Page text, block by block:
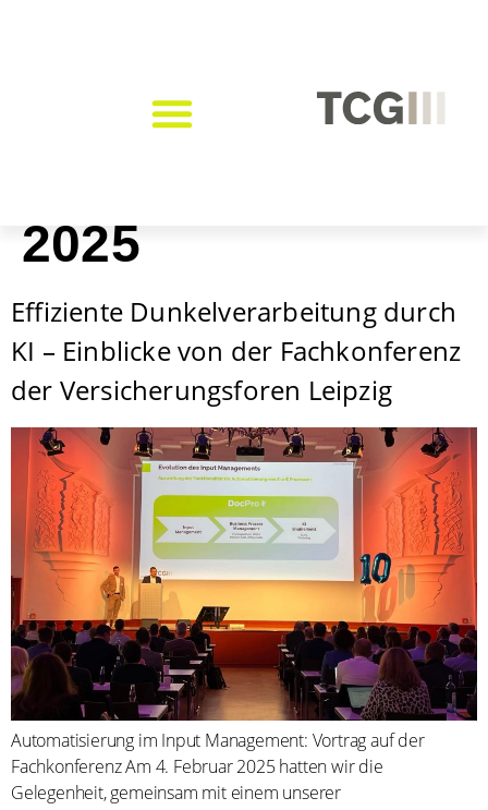
2025
Effiziente Dunkelverarbeitung durch
KI – Einblicke von der Fachkonferenz
der Versicherungsforen Leipzig
Automatisierung im Input Management: Vortrag auf der
Fachkonferenz Am 4. Februar 2025 hatten wir die
Gelegenheit, gemeinsam mit einem unserer